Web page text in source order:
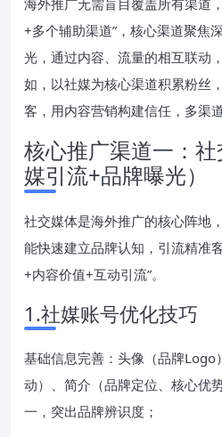
海外推广无需盲目覆盖所有渠道
+多个辅助渠道”，核心渠道聚焦
光，通过内容、流量的相互联动
如，以社媒为核心渠道积累粉丝
客，用内容营销构建信任，多渠
核心推广渠道一：
媒引流+品牌曝光）
社交媒体是海外推广的核心阵地
能快速建立品牌认知，引流精准
+内容价值+互动引流”。
1.社媒账号优化技巧
基础信息完善：头像（品牌
动）、简介（品牌定位、核心优
一，突出品牌辨识度；